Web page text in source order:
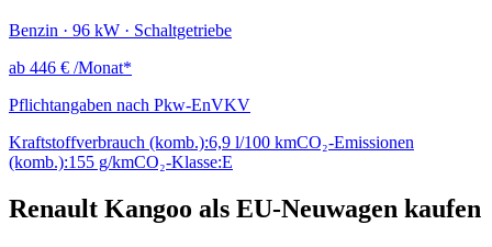
Benzin · 96 kW · Schaltgetriebe
ab 446 € /Monat*
Pflichtangaben nach Pkw-EnVKV
Kraftstoffverbrauch (komb.):6,9 l/100 kmCO₂-Emissionen
(komb.):155 g/kmCO₂-Klasse:E
Renault Kangoo als EU-Neuwagen kaufen